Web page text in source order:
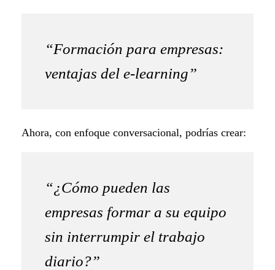
“Formación para empresas:
ventajas del e-learning”
Ahora, con enfoque conversacional, podrías crear:
“¿Cómo pueden las
empresas formar a su equipo
sin interrumpir el trabajo
diario?”